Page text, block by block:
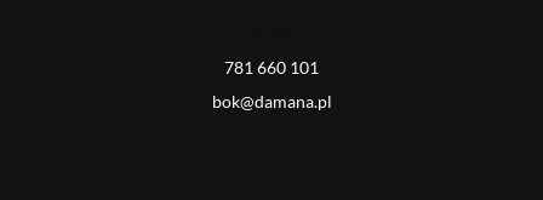
781 660 101
bok@damana.pl